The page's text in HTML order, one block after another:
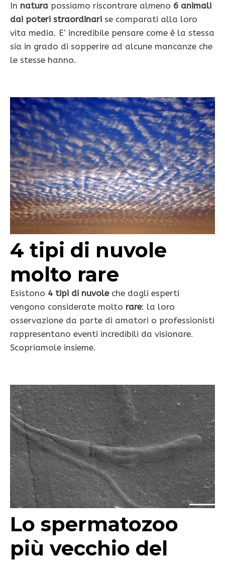
In natura possiamo riscontrare almeno 6 animali
dai poteri straordinari se comparati alla loro
vita media. E’ incredibile pensare come è la stessa
sia in grado di sopperire ad alcune mancanze che
le stesse hanno.
4 tipi di nuvole
molto rare
Esistono 4 tipi di nuvoleche dagli esperti
vengono considerate molto rare: la loro
osservazione da parte di amatori o professionisti
rappresentano eventi incredibili da visionare.
Scopriamole insieme.
Lo spermatozoo
più vecchio del